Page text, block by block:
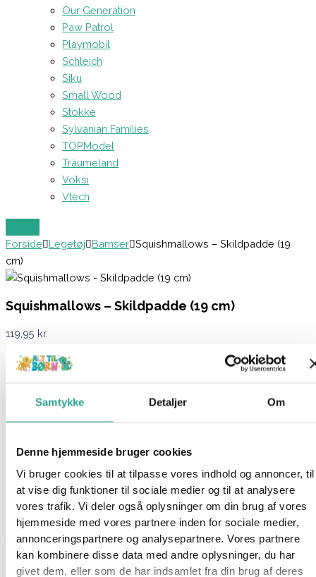
Samtykke Detaljer Om
Denne hjemmeside bruger cookies
Vi bruger cookies til at tilpasse vores indhold og annoncer, til
at vise dig funktioner til sociale medier og til at analysere
vores trafik. Vi deler også oplysninger om din brug af vores
hjemmeside med vores partnere inden for sociale medier,
annonceringspartnere og analysepartnere. Vores partnere
kan kombinere disse data med andre oplysninger, du har
givet dem, eller som de har indsamlet fra din brug af deres
Our Generation
Paw Patrol
Playmobil
Schleich
Siku
Small Wood
Stokke
Sylvanian Families
TOPModel
Träumeland
Voksi
Vtech
Forside Legetøj Bamser Squishmallows – Skildpadde (19
cm)
Squishmallows – Skildpadde (19 cm)
119,95 kr.
Ikke på lager
Dette er Truman. Han er en blå skildpadde og super blød.
Perfekt til at kramme og putte med om natten.
Squishmallows er en skøn serie af bløde plysdyr, elsket for
deres utroligt bløde og “squishy” tekstur. Disse plyslegetøj fås i
forskellige figurer og størrelser, og de er et stort hit, især
blandt børn og samlere.